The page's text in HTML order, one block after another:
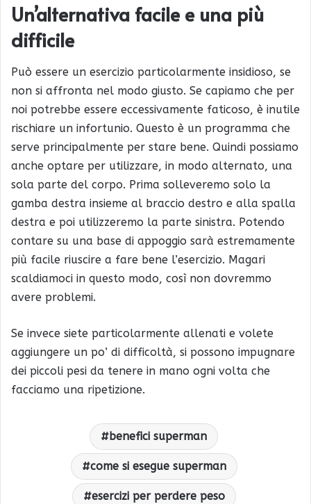
Un’alternativa facile e una più
difficile
Può essere un esercizio particolarmente insidioso, se
non si affronta nel modo giusto. Se capiamo che per
noi potrebbe essere eccessivamente faticoso, è inutile
rischiare un infortunio. Questo è un programma che
serve principalmente per stare bene. Quindi possiamo
anche optare per utilizzare, in modo alternato, una
sola parte del corpo. Prima solleveremo solo la
gamba destra insieme al braccio destro e alla spalla
destra e poi utilizzeremo la parte sinistra. Potendo
contare su una base di appoggio sarà estremamente
più facile riuscire a fare bene l’esercizio. Magari
scaldiamoci in questo modo, così non dovremmo
avere problemi.
Se invece siete particolarmente allenati e volete
aggiungere un po’ di difficoltà, si possono impugnare
dei piccoli pesi da tenere in mano ogni volta che
facciamo una ripetizione.
benefici superman
come si esegue superman
esercizi per perdere peso